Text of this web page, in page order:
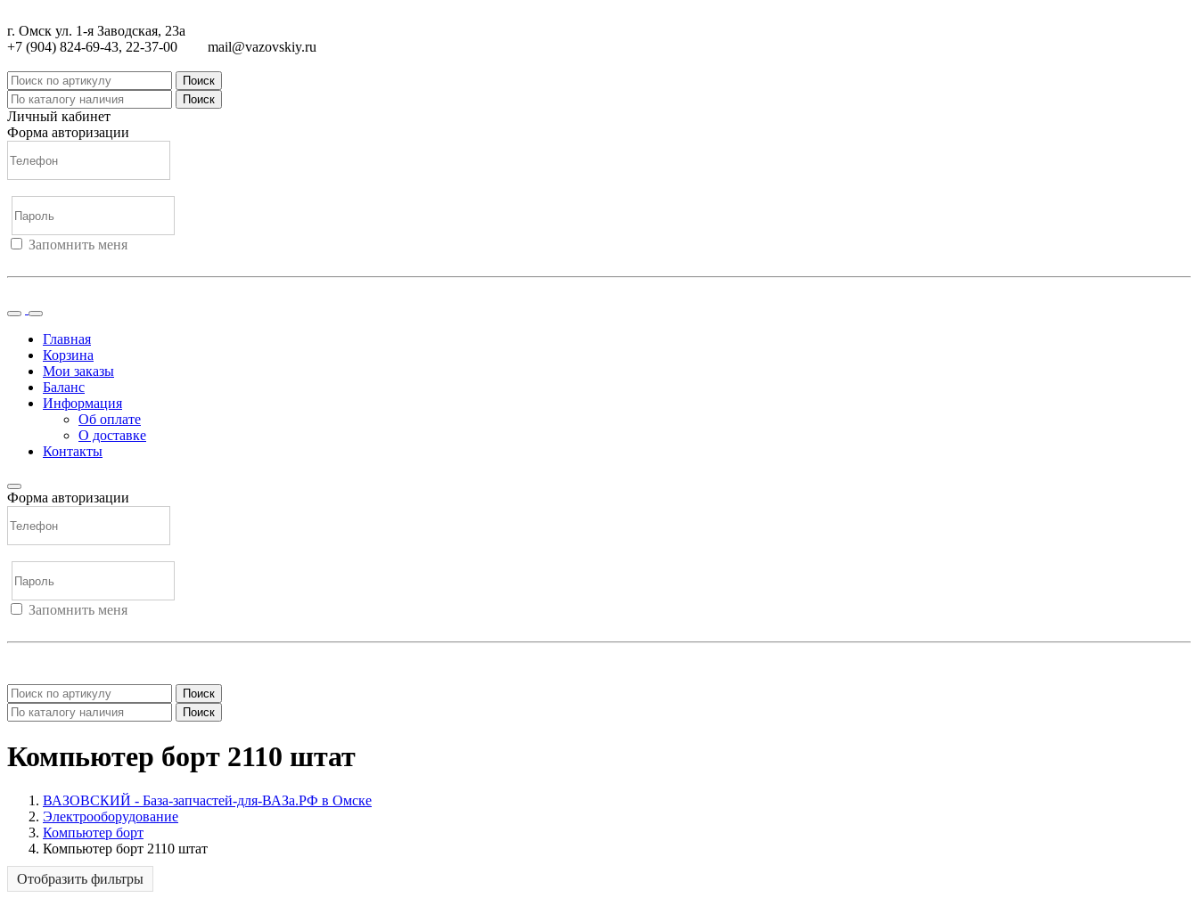
г. Омск ул. 1-я Заводская, 23а
+7 (904) 824-69-43, 22-37-00
mail@vazovskiy.ru
Поиск
Поиск
Личный кабинет
Форма авторизации
Запомнить меня
Главная
Корзина
Мои заказы
Баланс
Информация
Об оплате
О доставке
Контакты
Форма авторизации
Запомнить меня
Поиск
Поиск
Компьютер борт 2110 штат
ВАЗОВСКИЙ - База-запчастей-для-ВАЗа.РФ в Омске
Электрооборудование
Компьютер борт
Компьютер борт 2110 штат
Отобразить фильтры